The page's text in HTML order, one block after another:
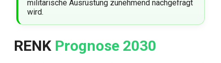
militärische Ausrüstung zunehmend nachgefragt
wird.
RENK Prognose 2030